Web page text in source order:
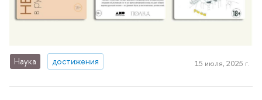
Наука достижения 15 июля, 2025 г.